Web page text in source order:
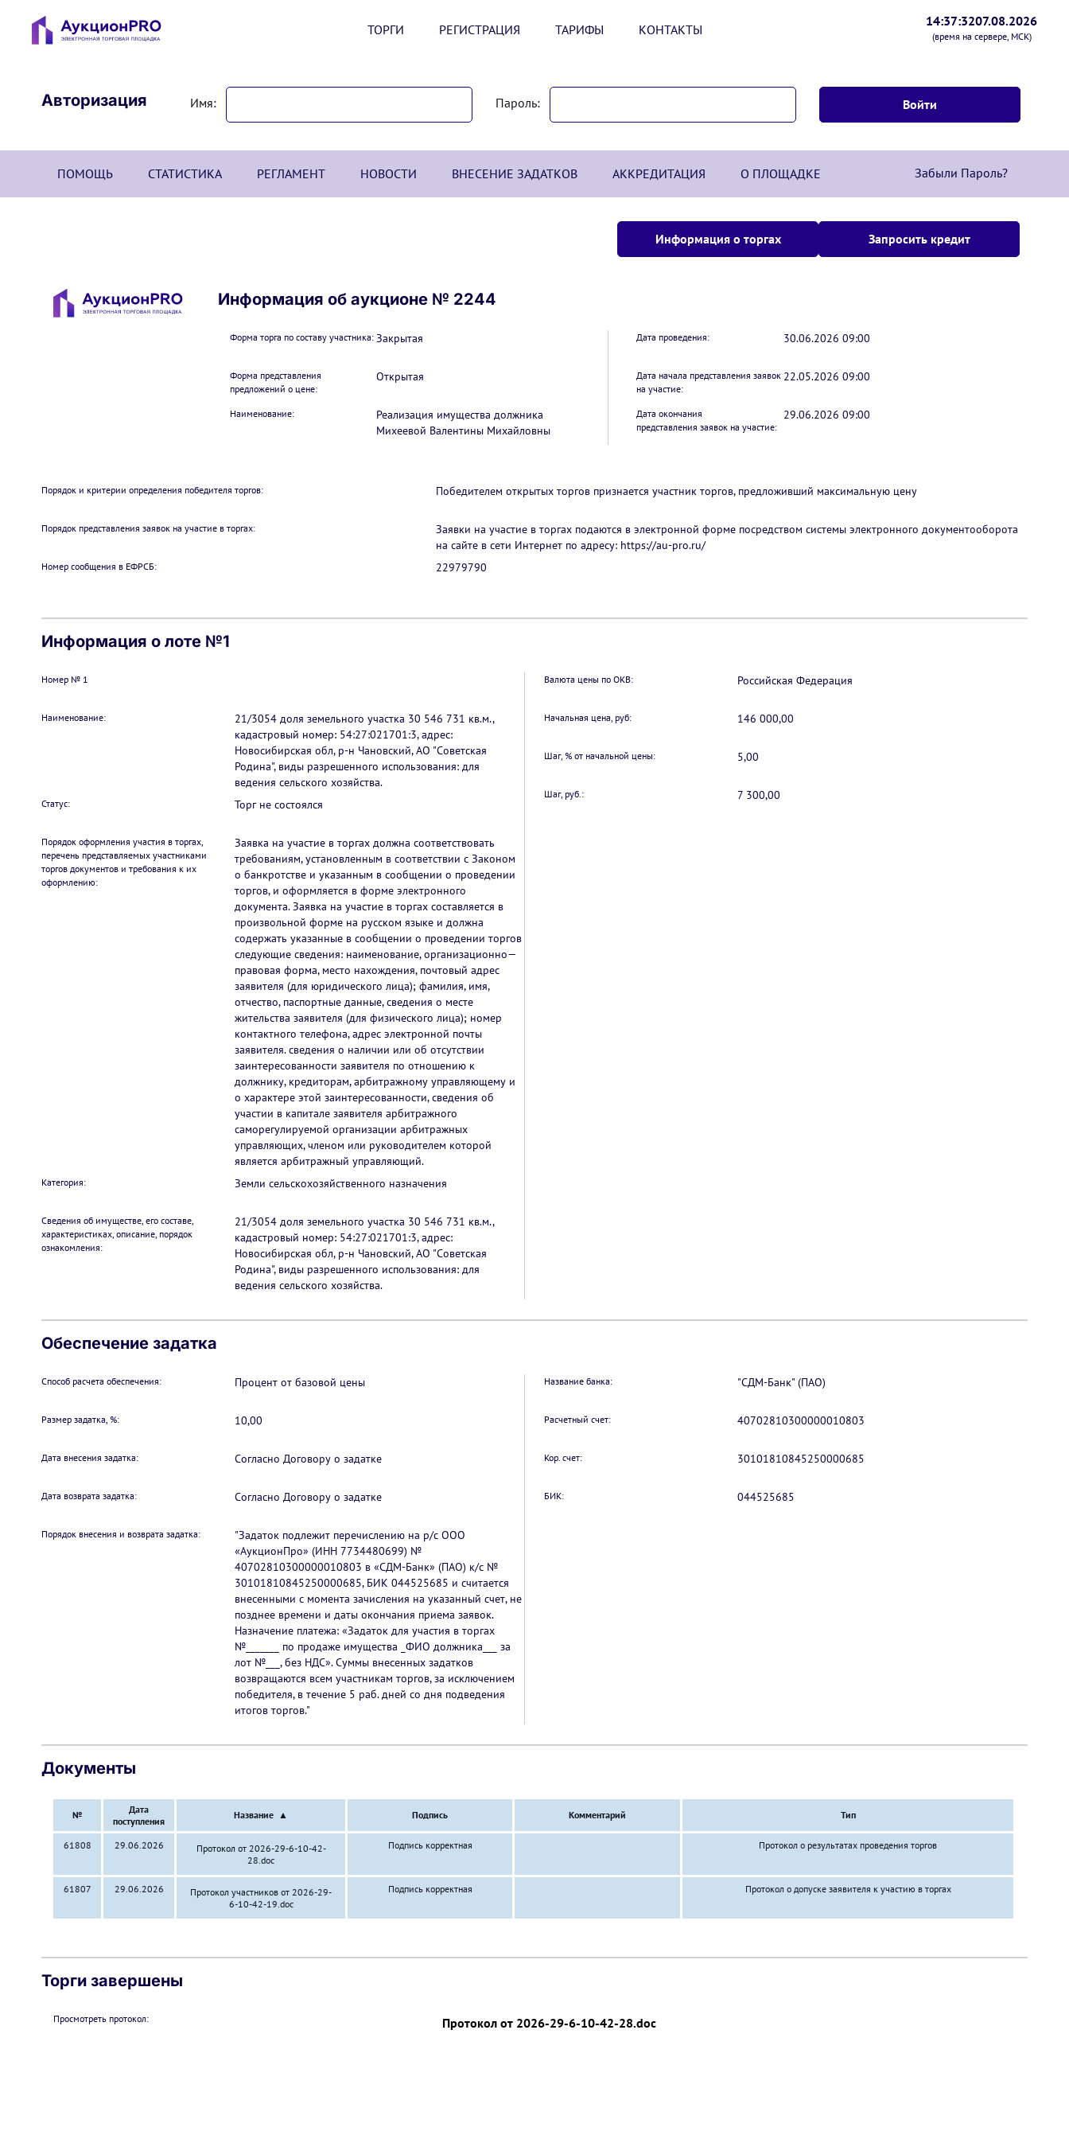
ТОРГИ РЕГИСТРАЦИЯ ТАРИФЫ КОНТАКТЫ
14:37:3207.08.2026
(время на сервере, МСК)
Авторизация Имя: Пароль:
ПОМОЩЬ СТАТИСТИКА РЕГЛАМЕНТ НОВОСТИ ВНЕСЕНИЕ ЗАДАТКОВ АККРЕДИТАЦИЯ О ПЛОЩАДКЕ Забыли Пароль?
Информация о торгах Запросить кредит
Информация об аукционе № 2244
Форма торга по составу участника: Закрытая
Форма представления
предложений о цене:
Открытая
Наименование:
Реализация имущества должника
Михеевой Валентины Михайловны
Дата проведения: 30.06.2026 09:00
Дата начала представления заявок
на участие:
22.05.2026 09:00
Дата окончания
представления заявок на участие:
29.06.2026 09:00
Порядок и критерии определения победителя торгов: Победителем открытых торгов признается участник торгов, предложивший максимальную цену
Порядок представления заявок на участие в торгах:
Заявки на участие в торгах подаются в электронной форме посредством системы электронного документооборота
на сайте в сети Интернет по адресу: https://au-pro.ru/
Номер сообщения в ЕФРСБ: 22979790
Информация о лоте №1
Номер № 1
Наименование:
21/3054 доля земельного участка 30 546 731 кв.м.,
кадастровый номер: 54:27:021701:3, адрес:
Новосибирская обл, р-н Чановский, АО "Советская
Родина", виды разрешенного использования: для
ведения сельского хозяйства.
Статус: Торг не состоялся
Порядок оформления участия в торгах,
перечень представляемых участниками
торгов документов и требования к их
оформлению:
Заявка на участие в торгах должна соответствовать
требованиям, установленным в соответствии с Законом
о банкротстве и указанным в сообщении о проведении
торгов, и оформляется в форме электронного
документа. Заявка на участие в торгах составляется в
произвольной форме на русском языке и должна
содержать указанные в сообщении о проведении торгов
следующие сведения: наименование, организационно—
правовая форма, место нахождения, почтовый адрес
заявителя (для юридического лица); фамилия, имя,
отчество, паспортные данные, сведения о месте
жительства заявителя (для физического лица); номер
контактного телефона, адрес электронной почты
заявителя. сведения о наличии или об отсутствии
заинтересованности заявителя по отношению к
должнику, кредиторам, арбитражному управляющему и
о характере этой заинтересованности, сведения об
участии в капитале заявителя арбитражного
саморегулируемой организации арбитражных
управляющих, членом или руководителем которой
является арбитражный управляющий.
Категория: Земли сельскохозяйственного назначения
Сведения об имуществе, его составе,
характеристиках, описание, порядок
ознакомления:
21/3054 доля земельного участка 30 546 731 кв.м.,
кадастровый номер: 54:27:021701:3, адрес:
Новосибирская обл, р-н Чановский, АО "Советская
Родина", виды разрешенного использования: для
ведения сельского хозяйства.
Валюта цены по ОКВ: Российская Федерация
Начальная цена, руб: 146 000,00
Шаг, % от начальной цены: 5,00
Шаг, руб.: 7 300,00
Обеспечение задатка
Способ расчета обеспечения: Процент от базовой цены
Размер задатка, %: 10,00
Дата внесения задатка: Согласно Договору о задатке
Дата возврата задатка: Согласно Договору о задатке
Порядок внесения и возврата задатка:
"Задаток подлежит перечислению на р/с ООО
«АукционПро» (ИНН 7734480699) №
40702810300000010803 в «СДМ-Банк» (ПАО) к/с №
30101810845250000685, БИК 044525685 и считается
внесенными с момента зачисления на указанный счет, не
позднее времени и даты окончания приема заявок.
Назначение платежа: «Задаток для участия в торгах
№_______ по продаже имущества _ФИО должника___ за
лот №___, без НДС». Суммы внесенных задатков
возвращаются всем участникам торгов, за исключением
победителя, в течение 5 раб. дней со дня подведения
итогов торгов."
Название банка: "СДМ-Банк" (ПАО)
Расчетный счет: 40702810300000010803
Кор. счет: 30101810845250000685
БИК: 044525685
Документы
№
Дата
поступления
Название ▲ Подпись Комментарий Тип
61808 29.06.2026
Протокол от 2026-29-6-10-42-
28.doc
Подпись корректная Протокол о результатах проведения торгов
61807 29.06.2026
Протокол участников от 2026-29-
6-10-42-19.doc
Подпись корректная Протокол о допуске заявителя к участию в торгах
Торги завершены
Просмотреть протокол: Протокол от 2026-29-6-10-42-28.doc